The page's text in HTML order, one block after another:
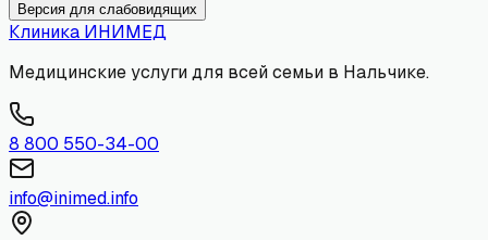
Версия для слабовидящих
Клиника ИНИМЕД
Медицинские услуги для всей семьи в Нальчике.
8 800 550-34-00
info@inimed.info